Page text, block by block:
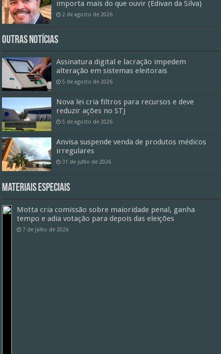
importa mais do que ouvir (Edivan da Silva)
2 de agosto de 2026
Outras Notícias
Assinatura digital e lacração impedem
alteração em sistemas eleitorais
5 de agosto de 2026
Nova lei cria filtros para recursos e deve
reduzir ações no STJ
5 de agosto de 2026
Anvisa suspende venda de produtos médicos
irregulares
31 de julho de 2026
Materiais especiais
Motta cria comissão sobre maioridade penal, ganha
tempo e adia votação para depois das eleições
7 de julho de 2026